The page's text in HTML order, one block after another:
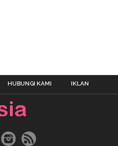
HUBUNGI KAMI IKLAN